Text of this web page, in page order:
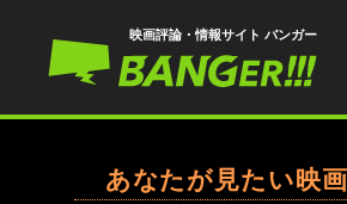
映画評論・情報サイト バンガー
あなたが見たい映